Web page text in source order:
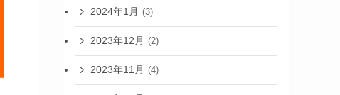
2024年1月 (3)
2023年12月 (2)
2023年11月 (4)